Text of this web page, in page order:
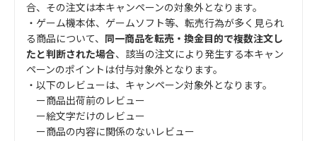
合、その注文は本キャンペーンの対象外となります。
・ゲーム機本体、ゲームソフト等、転売行為が多く見られ
る商品について、 同一商品を転売・換金目的で複数注文し
たと判断された場合、該当の注文により発生する本キャン
ペーンのポイントは付与対象外となります。
・以下のレビューは、キャンペーン対象外となります。
ー商品出荷前のレビュー
ー絵文字だけのレビュー
ー商品の内容に関係のないレビュー